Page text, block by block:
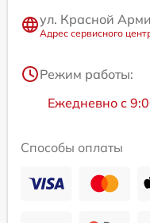
ул. Красной
Адрес сервисного
Режим работы:
Ежедневно с
Способы оплаты